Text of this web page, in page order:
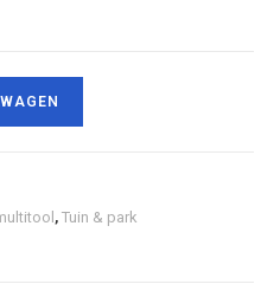
,Tuin & park